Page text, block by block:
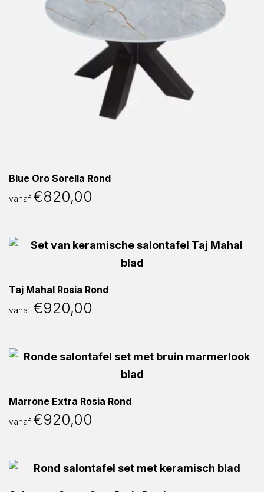
Blue Oro Sorella Rond
vanaf €820,00
Taj Mahal Rosia Rond
vanaf €920,00
Marrone Extra Rosia Rond
vanaf €920,00